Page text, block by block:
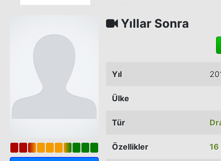
Yıllar Sonra
Yıl
Ülke
Tür
Özellikler 16